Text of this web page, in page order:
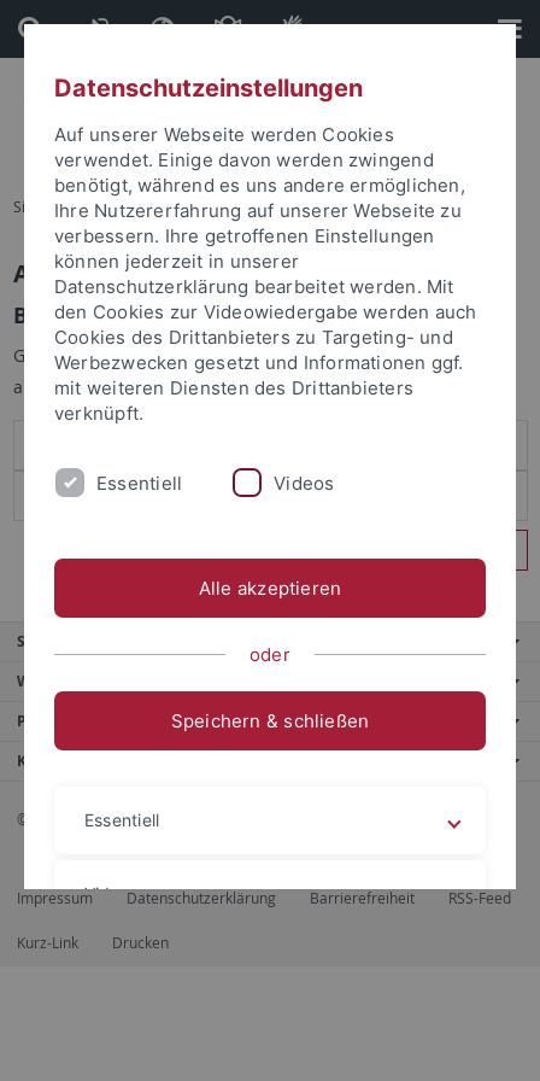
Direkt
zum
Inhalt
Direkt
zur
Fußleiste
Sie sind hier: Startseite
Anmelden
Benutzeranmeldung
Geben Sie Ihren Benutzernamen und Ihr Passwort an um sich
anzumelden:
Service
Weitere Angebote
Portale
Kontaktinfo
© 2026 Eberhard Karls Universität Tübingen, Tübingen
Impressum Datenschutzerklärung Barrierefreiheit RSS-Feed
Kurz-Link Drucken
Datenschutzeinstellungen
Auf unserer Webseite werden Cookies
verwendet. Einige davon werden zwingend
benötigt, während es uns andere ermöglichen,
Ihre Nutzererfahrung auf unserer Webseite zu
verbessern. Ihre getroffenen Einstellungen
können jederzeit in unserer
Datenschutzerklärung bearbeitet werden. Mit
den Cookies zur Videowiedergabe werden auch
Cookies des Drittanbieters zu Targeting- und
Werbezwecken gesetzt und Informationen ggf.
mit weiteren Diensten des Drittanbieters
verknüpft.
Essentiell Videos
Alle akzeptieren
oder
Speichern & schließen
Essentiell
Videos